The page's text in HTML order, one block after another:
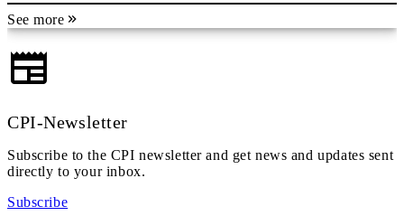
See more
CPI-Newsletter
Subscribe to the CPI newsletter and get news and updates sent
directly to your inbox.
Subscribe